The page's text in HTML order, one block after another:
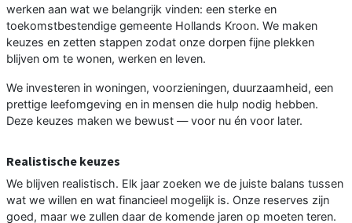
werken aan wat we belangrijk vinden: een sterke en
toekomstbestendige gemeente Hollands Kroon. We maken
keuzes en zetten stappen zodat onze dorpen fijne plekken
blijven om te wonen, werken en leven.
We investeren in woningen, voorzieningen, duurzaamheid, een
prettige leefomgeving en in mensen die hulp nodig hebben.
Deze keuzes maken we bewust — voor nu én voor later.
Realistische keuzes
We blijven realistisch. Elk jaar zoeken we de juiste balans tussen
wat we willen en wat financieel mogelijk is. Onze reserves zijn
goed, maar we zullen daar de komende jaren op moeten teren.